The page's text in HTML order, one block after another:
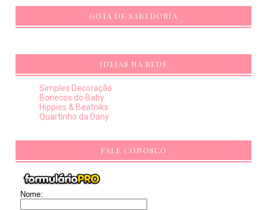
GOTA DE SABEDORIA
IDEIAS NA REDE
Simples Decoração
Bonecos do Baby
Hippies & Beatniks
Quartinho da Dany
FALE CONOSCO
Nome: